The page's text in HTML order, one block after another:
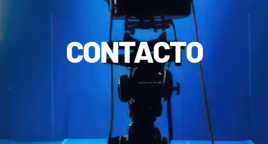
CONTACTO